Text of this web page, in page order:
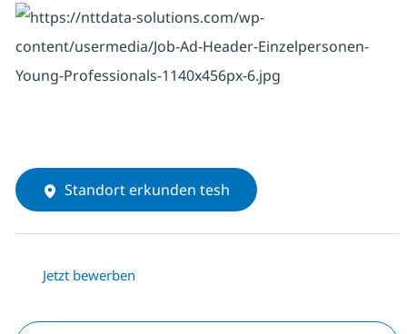
Standort erkunden tesh
Jetzt bewerben